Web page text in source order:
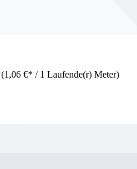
(1,06 €* / 1 Laufende(r) Meter)